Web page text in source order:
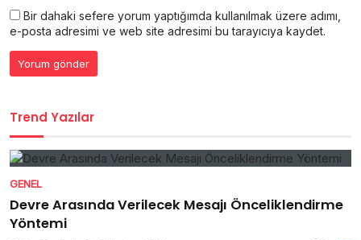
Bir dahaki sefere yorum yaptığımda kullanılmak üzere adımı,
e-posta adresimi ve web site adresimi bu tarayıcıya kaydet.
Trend Yazılar
GENEL
Devre Arasında Verilecek Mesajı Önceliklendirme
Yöntemi